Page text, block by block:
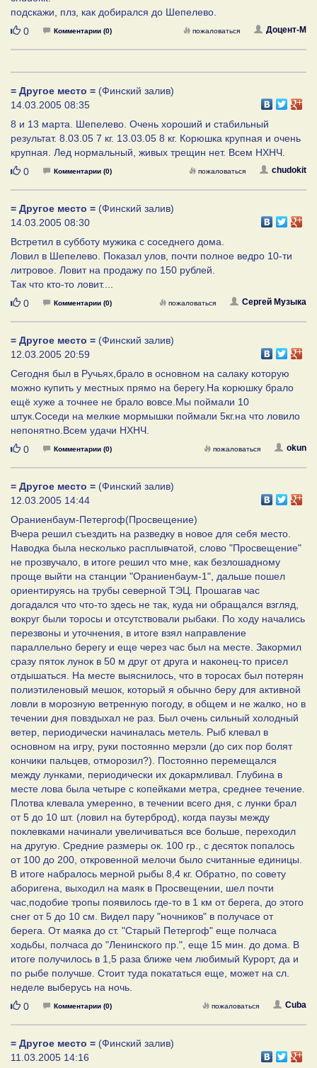
подскажи, плз, как добирался до Шепелево.
Нравится
0 Комментарии (0) Доцент-М
пожаловаться
= Другое место = (Финский залив)
14.03.2005 08:35
8 и 13 марта. Шепелево. Очень хороший и стабильный
результат. 8.03.05 7 кг. 13.03.05 8 кг. Корюшка крупная и очень
крупная. Лед нормальный, живых трещин нет. Всем НХНЧ.
Нравится
0 Комментарии (0) chudokit
пожаловаться
= Другое место = (Финский залив)
14.03.2005 08:30
Встретил в субботу мужика с соседнего дома.
Ловил в Шепелево. Показал улов, почти полное ведро 10-ти
литровое. Ловит на продажу по 150 рублей.
Так что кто-то ловит....
Нравится
0 Комментарии (0) Сергей Музыка
пожаловаться
= Другое место = (Финский залив)
12.03.2005 20:59
Сегодня был в Ручьях,брало в основном на салаку которую
можно купить у местных прямо на берегу.На корюшку брало
ещё хуже а точнее не брало вовсе.Мы поймали 10
штук.Соседи на мелкие мормышки поймали 5кг.на что ловило
непонятно.Всем удачи НХНЧ.
Нравится
0 Комментарии (0) okun
пожаловаться
= Другое место = (Финский залив)
12.03.2005 14:44
Ораниенбаум-Петергоф(Просвещение)
Вчера решил съездить на разведку в новое для себя место.
Наводка была несколько расплывчатой, слово "Просвещение"
не прозвучало, в итоге решил что мне, как безлошадному
проще выйти на станции "Ораниенбаум-1", дальше пошел
ориентируясь на трубы северной ТЭЦ. Прошагав час
догадался что что-то здесь не так, куда ни обращался взгляд,
вокруг были торосы и отсутствовали рыбаки. По ходу начались
перезвоны и уточнения, в итоге взял направление
параллельно берегу и еще через час был на месте. Закормил
сразу пяток лунок в 50 м друг от друга и наконец-то присел
отдышаться. На месте выяснилось, что в торосах был потерян
полиэтиленовый мешок, который я обычно беру для активной
ловли в морозную ветренную погоду, в общем и не жалко, но в
течении дня повздыхал не раз. Был очень сильный холодный
ветер, периодически начиналась метель. Рыб клевал в
основном на игру, руки постоянно мерзли (до сих пор болят
кончики пальцев, отморозил?). Постоянно перемещался
между лунками, периодически их докармливал. Глубина в
месте лова была четыре с копейками метра, среднее течение.
Плотва клевала умеренно, в течении всего дня, с лунки брал
от 5 до 10 шт. (ловил на бутерброд), когда паузы между
поклевками начинали увеличиваться все больше, переходил
на другую. Средние размеры ок. 100 гр., с десяток попалось
от 100 до 200, откровенной мелочи было считанные единицы.
В итоге набралось мерной рыбы 8,4 кг. Обратно, по совету
аборигена, выходил на маяк в Просвещении, шел почти
час,подобие тропы появилось где-то в 1 км от берега, до этого
снег от 5 до 10 см. Видел пару "ночников" в получасе от
берега. От маяка до ст. "Старый Петергоф" еще полчаса
ходьбы, полчаса до "Ленинского пр.", еще 15 мин. до дома. В
итоге получилось в 1,5 раза ближе чем любимый Курорт, да и
по рыбе получше. Стоит туда покататься еще, может на сл.
неделе выберусь на ночь.
Нравится
0 Комментарии (0) Cuba
пожаловаться
= Другое место = (Финский залив)
11.03.2005 14:16